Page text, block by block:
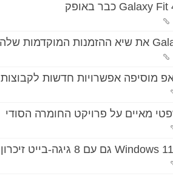
מוסיפה אפשרויות חדשות לקבוצות